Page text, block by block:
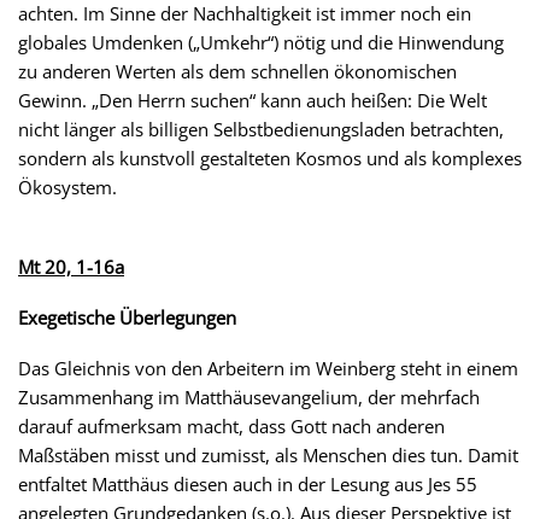
achten. Im Sinne der Nachhaltigkeit ist immer noch ein
globales Umdenken („Umkehr“) nötig und die Hinwendung
zu anderen Werten als dem schnellen ökonomischen
Gewinn. „Den Herrn suchen“ kann auch heißen: Die Welt
nicht länger als billigen Selbstbedienungsladen betrachten,
sondern als kunstvoll gestalteten Kosmos und als komplexes
Ökosystem.
Mt 20, 1-16a
Exegetische Überlegungen
Das Gleichnis von den Arbeitern im Weinberg steht in einem
Zusammenhang im Matthäusevangelium, der mehrfach
darauf aufmerksam macht, dass Gott nach anderen
Maßstäben misst und zumisst, als Menschen dies tun. Damit
entfaltet Matthäus diesen auch in der Lesung aus Jes 55
angelegten Grundgedanken (s.o.). Aus dieser Perspektive ist